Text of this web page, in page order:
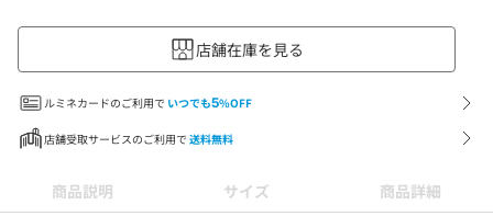
店舗在庫を見る
ルミネカードのご利用で いつでも5%OFF
店舗受取サービスのご利用で 送料無料
商品説明 サイズ 商品詳細